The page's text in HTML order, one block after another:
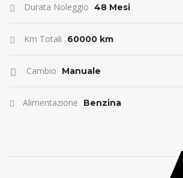
Durata Noleggio 48 Mesi
Km Totali 60000 km
Cambio Manuale
Alimentazione Benzina